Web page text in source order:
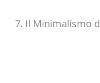
7. Il Minimalismo